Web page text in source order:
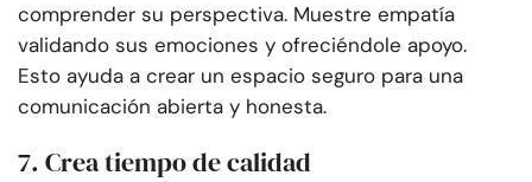
comprender su perspectiva. Muestre empatía
validando sus emociones y ofreciéndole apoyo.
Esto ayuda a crear un espacio seguro para una
comunicación abierta y honesta.
7. Crea tiempo de calidad